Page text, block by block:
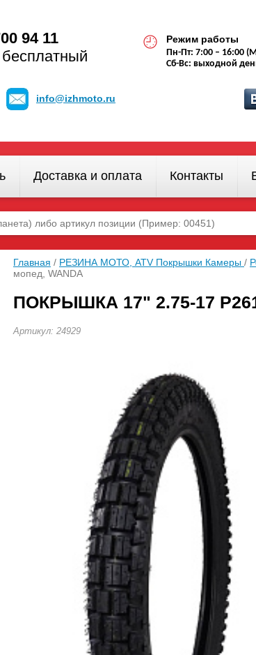
94 11
бесплатный
Режим работы
Пн-Пт: 7:00 – 16:00
Сб-Вс: выходной
info@izhmoto.ru
Доставка и оплата Контакты
Главная / РЕЗИНА МОТО, ATV Покрышки Камеры /
мопед, WANDA
ПОКРЫШКА 17" 2.75-17
Артикул: 24929